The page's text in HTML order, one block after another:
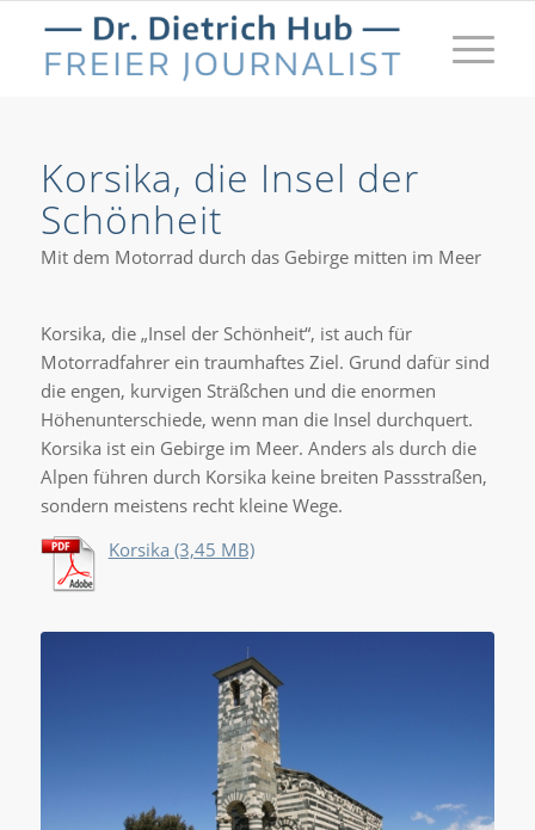
Korsika, die Insel der
Schönheit
Mit dem Motorrad durch das Gebirge mitten im Meer
Korsika, die „Insel der Schönheit“, ist auch für
Motorradfahrer ein traumhaftes Ziel. Grund dafür sind
die engen, kurvigen Sträßchen und die enormen
Höhenunterschiede, wenn man die Insel durchquert.
Korsika ist ein Gebirge im Meer. Anders als durch die
Alpen führen durch Korsika keine breiten Passstraßen,
sondern meistens recht kleine Wege.
Korsika